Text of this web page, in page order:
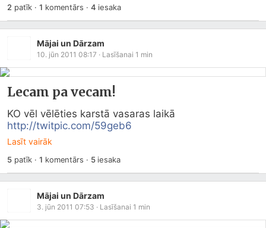
2 patīk ·1 komentārs · 4 iesaka
Mājai un Dārzam
10. jūn 2011 08:17 · Lasīšanai 1 min
Lecam pa vecam!
http://twitpic.com/59geb6
Lasīt vairāk
5patīk ·1 komentārs · 5iesaka
Mājai un Dārzam
3. jūn 2011 07:53 · Lasīšanai 1 min